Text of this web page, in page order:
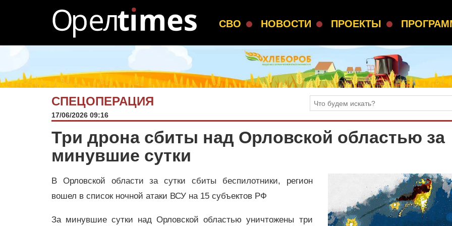
СВО НОВОСТИ ПРОЕКТЫ
СПЕЦОПЕРАЦИЯ
17/06/2026 09:16
Три дрона сбиты над Орловской областью за
минувшие сутки
В Орловской области за сутки сбиты беспилотники, регион
вошел в список ночной атаки ВСУ на 15 субъектов РФ
За минувшие сутки над Орловской областью уничтожены три